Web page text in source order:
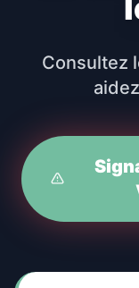
Consultez